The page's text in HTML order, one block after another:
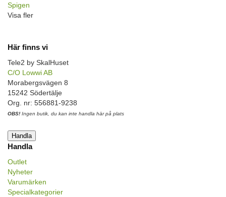
Spigen
Visa fler
Här finns vi
Tele2 by SkalHuset
C/O Lowwi AB
Morabergsvägen 8
15242 Södertälje
Org. nr: 556881-9238
OBS! Ingen butik, du kan inte handla här på plats
Handla
Handla
Outlet
Nyheter
Varumärken
Specialkategorier